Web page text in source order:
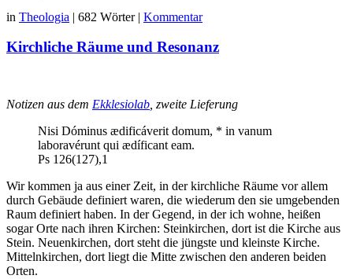
in Theologia | 682 Wörter | Kommentar
Kirchliche Räume und Resonanz
Notizen aus dem Ekklesiolab , zweite Lieferung
Nisi Dóminus ædificáverit domum, * in vanum
laboravérunt qui ædíficant eam.
Ps 126(127),1
Wir kommen ja aus einer Zeit, in der kirchliche Räume vor allem
durch Gebäude definiert waren, die wiederum den sie umgebenden
Raum definiert haben. In der Gegend, in der ich wohne, heißen
sogar Orte nach ihren Kirchen: Steinkirchen, dort ist die Kirche aus
Stein. Neuenkirchen, dort steht die jüngste und kleinste Kirche.
Mittelnkirchen, dort liegt die Mitte zwischen den anderen beiden
Orten.